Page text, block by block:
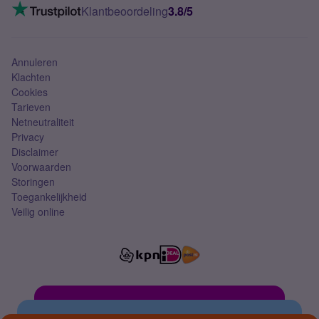
Mobiel abonnement
VoLTE 4G bellenKlantbeoordeling3.8/5
Annuleren
Klachten
Cookies
Tarieven
Netneutraliteit
Privacy
Disclaimer
Voorwaarden
Storingen
Toegankelijkheid
Veilig online